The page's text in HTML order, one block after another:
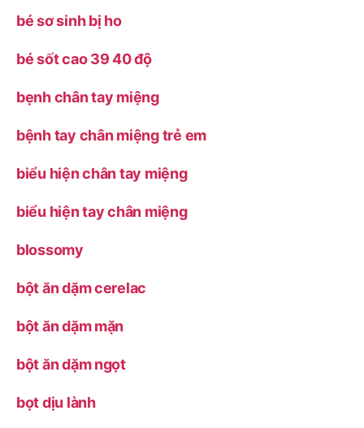
bé sơ sinh bị ho
bé sốt cao 39 40 độ
bẹnh chân tay miệng
bệnh tay chân miệng trẻ em
biểu hiện chân tay miệng
biểu hiện tay chân miệng
blossomy
bột ăn dặm cerelac
bột ăn dặm mặn
bột ăn dặm ngọt
bọt dịu lành